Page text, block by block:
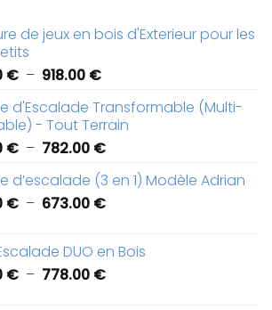
de jeux en bois d'Exterieur pour les
€ – 918.00 €Plage
prix :
426.00 €
à
918.00 €
d'Escalade Transformable (Multi-
- Tout Terrain
€ – 782.00 €Plage
prix :
422.00 €
782.00 €
d’escalade (3 en 1) Modèle Adrian
€ – 673.00 €Plage
264.00 €
à
DUO en Bois
€ – 778.00 €Plage